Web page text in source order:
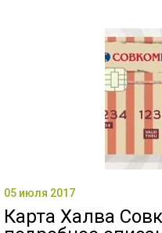
05 июля 2017
Карта Халва